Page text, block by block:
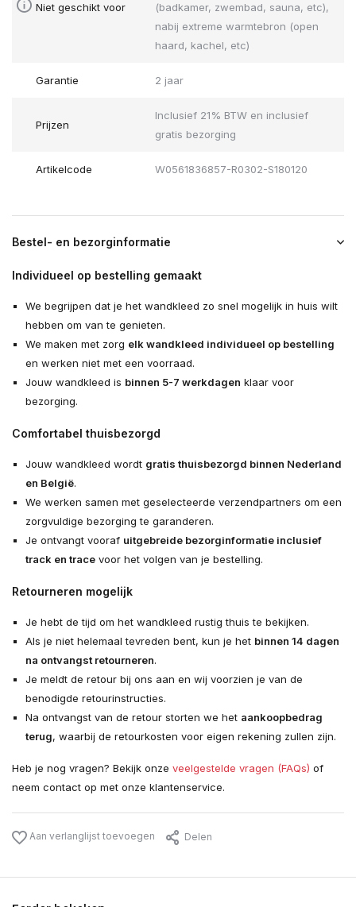
Niet geschikt voor
(badkamer, zwembad, sauna, etc),
nabij extreme warmtebron (open
haard, kachel, etc)
Garantie 2 jaar
Prijzen
Inclusief 21% BTW en inclusief
gratis bezorging
Artikelcode W0561836857-R0302-S180120
Bestel- en bezorginformatie
Individueel op bestelling gemaakt
We begrijpen dat je het wandkleed zo snel mogelijk in huis wilt
hebben om van te genieten.
We maken met zorg elk wandkleed individueel op bestelling
en werken niet met een voorraad.
Jouw wandkleed is binnen 5-7 werkdagen klaar voor
bezorging.
Comfortabel thuisbezorgd
Jouw wandkleed wordt gratis thuisbezorgd binnen Nederland
en België.
We werken samen met geselecteerde verzendpartners om een
zorgvuldige bezorging te garanderen.
Je ontvangt vooraf uitgebreide bezorginformatie inclusief
track en tracevoor het volgen van je bestelling.
Retourneren mogelijk
Je hebt de tijd om het wandkleed rustig thuis te bekijken.
Als je niet helemaal tevreden bent, kun je het binnen 14 dagen
na ontvangst retourneren.
Je meldt de retour bij ons aan en wij voorzien je van de
benodigde retourinstructies.
Na ontvangst van de retour storten we het aankoopbedrag
terug, waarbij de retourkosten voor eigen rekening zullen zijn.
Heb je nog vragen? Bekijk onze veelgestelde vragen (FAQs) of
neem contact op met onze klantenservice.
Aan verlanglijst toevoegen Delen